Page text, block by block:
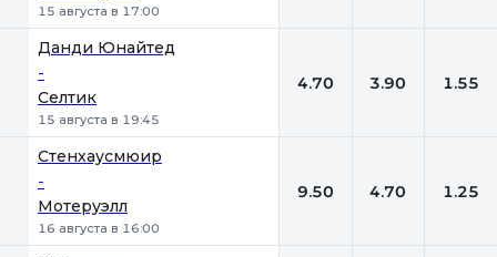
15 августа в 17:00
Данди Юнайтед
-
Селтик
15 августа в 19:45
4.70 3.90 1.55
Стенхаусмюир
-
Мотеруэлл
16 августа в 16:00
9.50 4.70 1.25